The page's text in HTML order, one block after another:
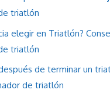
triatlón
elegir en Triatlón?
triatlón
de terminar un
de triatlón